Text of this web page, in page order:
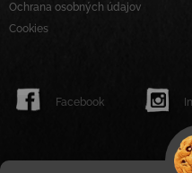
Ochrana osobných údajov
Cookies
Facebook